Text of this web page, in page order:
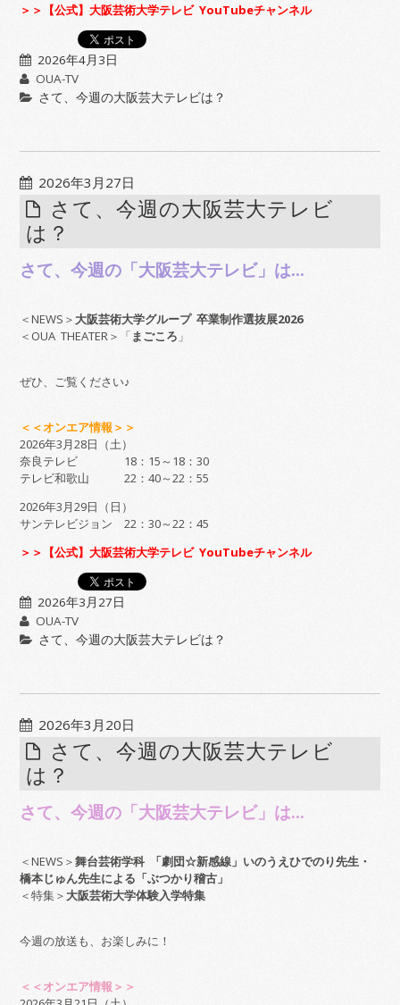
＞＞【公式】大阪芸術大学テレビ YouTubeチャンネル
2026年4月3日
OUA-TV
さて、今週の大阪芸大テレビは？
2026年3月27日
さて、今週の大阪芸大テレビ
は？
さて、今週の「大阪芸大テレビ」は…
＜NEWS＞ 大阪芸術大学グループ 卒業制作選抜展2026
＜OUA THEATER＞「 まごころ 」
ぜひ、ご覧ください♪
＜＜オンエア情報＞＞
2026年3月28日（土）
奈良テレビ 18：15～18：30
テレビ和歌山 22：40～22：55
2026年3月29日（日）
サンテレビジョン 22：30～22：45
＞＞【公式】大阪芸術大学テレビ YouTubeチャンネル
2026年3月27日
OUA-TV
さて、今週の大阪芸大テレビは？
2026年3月20日
さて、今週の大阪芸大テレビ
は？
さて、今週の「大阪芸大テレビ」は…
＜NEWS＞舞台芸術学科 「劇団☆新感線」いのうえひでのり先生・
橋本じゅん先生による「ぶつかり稽古」
＜特集＞ 大阪芸術大学体験入学特集
今週の放送も、お楽しみに！
＜＜オンエア情報＞＞